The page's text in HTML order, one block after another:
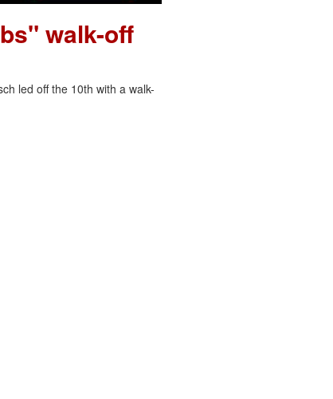
walk-off
led off the 10th with a walk-